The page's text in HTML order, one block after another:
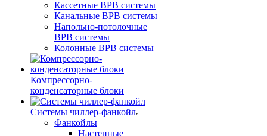
Кассетные ВРВ системы
Канальные ВРВ системы
Напольно-потолочные
ВРВ системы
Колонные ВРВ системы
Компрессорно-
конденсаторные блоки
Системы чиллер-фанкойл
Фанкойлы
Настенные